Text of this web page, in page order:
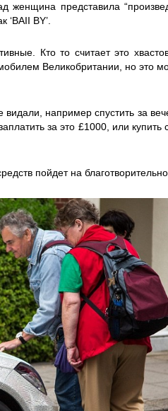
представила
BY’.
Кто то считает это
Великобритании, но это
например спустить за
за это £1000, или купить
пойдет на